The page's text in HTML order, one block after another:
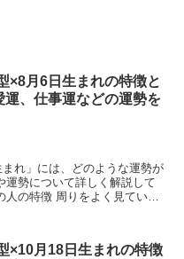
×8月6日生まれの特徴と
運、仕事運などの運勢を
れ」には、どのような運勢が
運勢について詳しく解説して
人の特徴 周りをよく見てい
×10月18日生まれの特徴